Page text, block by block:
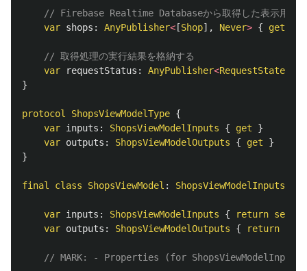
// Firebase Realtime Databaseから取得した表示用デー
var shops : AnyPublisher< [Shop], Never> { get
// 取得処理の実行結果を格納する
var
requestStatus : AnyPublisher<RequestState
}
protocol ShopsViewModelType {
var inputs : ShopsViewModelInputs { get
}
var outputs : ShopsViewModelOutputs { get
}
}
final class ShopsViewModel : ShopsViewModelInputs
var inputs : ShopsViewModelInputs { return self
var outputs : ShopsViewModelOutputs { return
// MARK: - Properties (for ShopsViewModelInputs)